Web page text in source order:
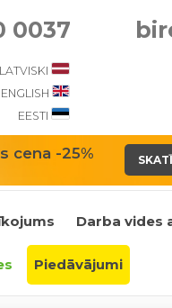
0037
LATVISKI
ENGLISH
EESTI
cena -25%
Darba vides
Piedāvājumi